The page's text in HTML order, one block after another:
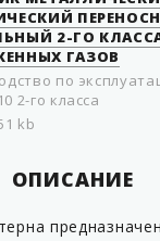
2-ГО
ГАЗОВ
по
2-го класса
kb
ОПИСАНИЕ